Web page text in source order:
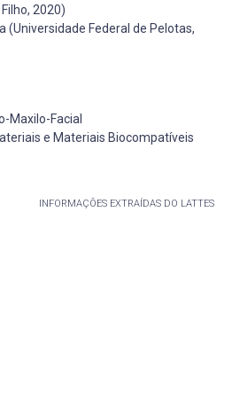
2020)
(Universidade Federal de Pelotas,
Maxilo-Facial
e Materiais Biocompatíveis
INFORMAÇÕES EXTRAÍDAS DO LATTES